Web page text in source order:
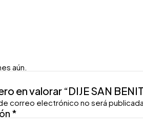
aún.
en valorar “DIJE SAN
correo electrónico no será publicada.
*